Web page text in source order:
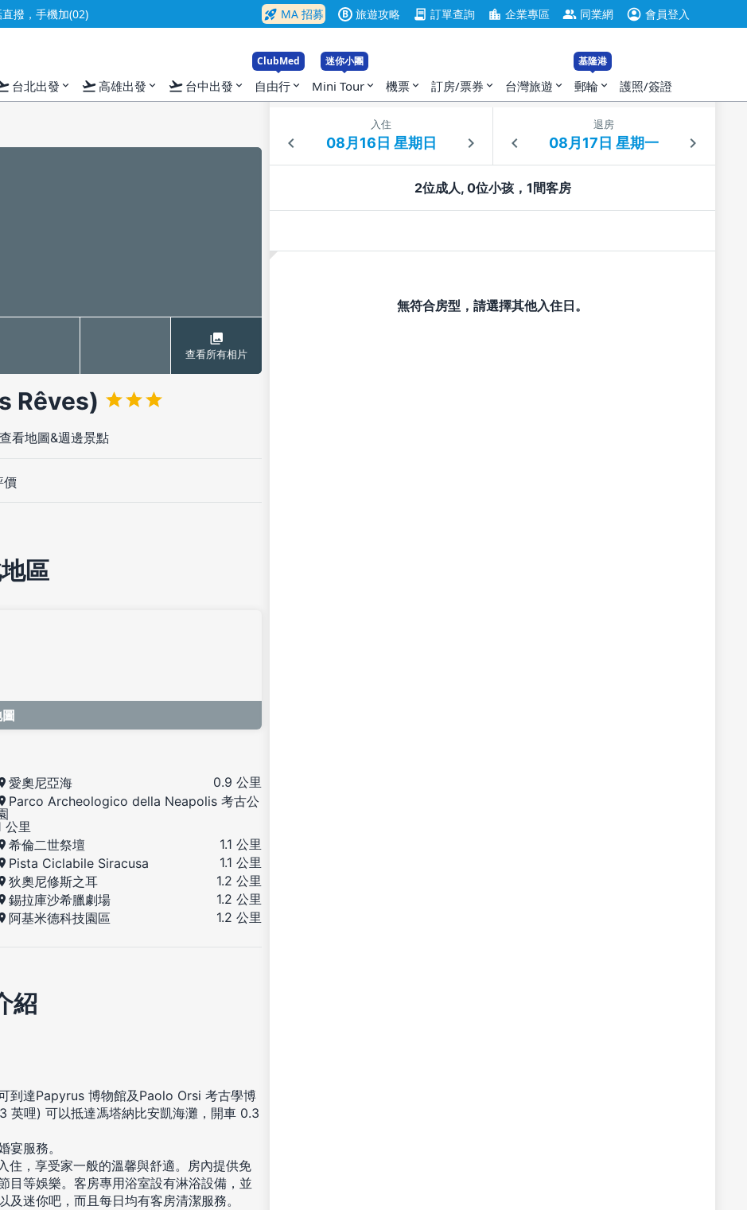
撥，手機加(02) rocket_launch MA 招募 B 旅遊攻略 contract 訂單查詢 location_city 企業專區 group 同業網 account_circle 會員登入
台北出發 expand_more flight_takeoff高雄出發 expand_more flight_takeoff 台中出發 expand_more
ClubMed
自由行 expand_more
迷你小團
Mini Tour expand_more 機票 expand_more 訂房/票券 expand_more 台灣旅遊 expand_more
基隆港
郵輪 expand_more 護照/簽證
查看所有相片
Rêves)
查看地圖&週邊景點
價
入住 退房
2位成人, 0位小孩，1間客房
無符合房型，請選擇其他入住日。
區
愛奧尼亞海
0.9 公里
Parco Archeologico della Neapolis 考古公
公里
希倫二世祭壇
1.1 公里
Pista Ciclabile Siracusa
1.1 公里
狄奧尼修斯之耳
1.2 公里
錫拉庫沙希臘劇場
1.2 公里
阿基米德科技園區
1.2 公里
紹
到達Papyrus 博物館及Paolo Orsi 考古學博
英哩) 可以抵達馮塔納比安凱海灘，開車 0.3
服務。
住，享受家一般的溫馨與舒適。房內提供免
目等娛樂。客房專用浴室設有淋浴設備，並
迷你吧，而且每日均有客房清潔服務。